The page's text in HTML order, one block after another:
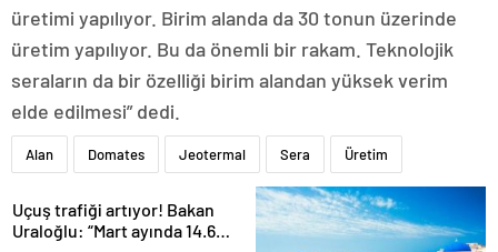
üretimi yapılıyor. Birim alanda da 30 tonun üzerinde
üretim yapılıyor. Bu da önemli bir rakam. Teknolojik
seraların da bir özelliği birim alandan yüksek verim
elde edilmesi” dedi.
Alan Domates Jeotermal Sera Üretim
Uçuş trafiği artıyor! Bakan
Uraloğlu: “Mart ayında 14.6